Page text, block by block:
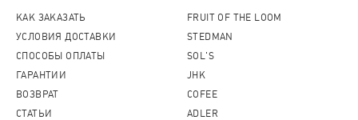
КАК ЗАКАЗАТЬ
УСЛОВИЯ ДОСТАВКИ
СПОСОБЫ ОПЛАТЫ
ГАРАНТИИ
ВОЗВРАТ
СТАТЬИ
FRUIT OF THE LOOM
STEDMAN
SOL'S
JHK
COFEE
ADLER